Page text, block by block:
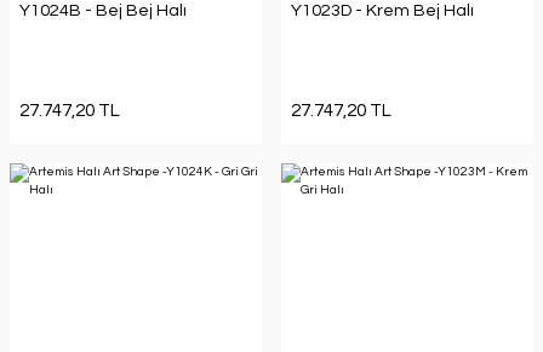
Y1024B - Bej Bej Halı
27.747,20 TL
Y1023D - Krem Bej Halı
27.747,20 TL